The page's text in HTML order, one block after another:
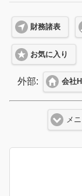
財務諸表
お気に入り
外部: 会社
メ